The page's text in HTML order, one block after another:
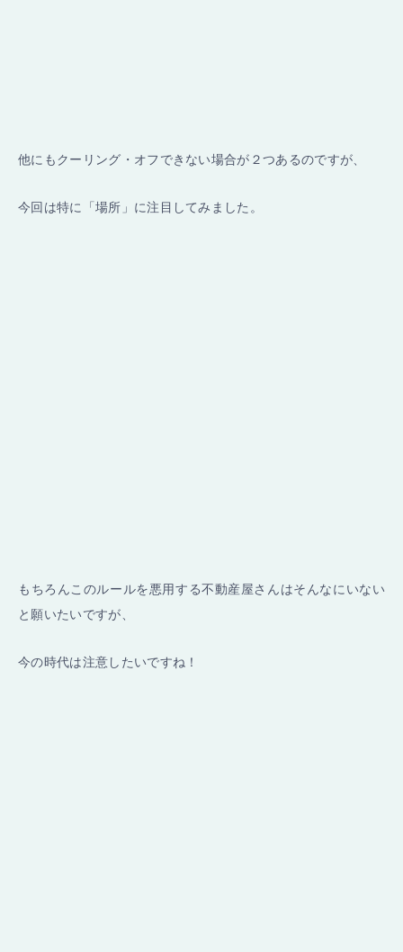
他にもクーリング・オフできない場合が２つあるのですが、
今回は特に「場所」に注目してみました。
もちろんこのルールを悪用する不動産屋さんはそんなにいない
と願いたいですが、
今の時代は注意したいですね！